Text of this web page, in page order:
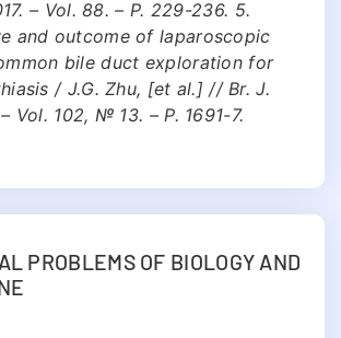
– Vol. 88. – P. 229-236. 5.
and outcome of laparoscopic
bile duct exploration for
/ J.G. Zhu, [et al.] // Br. J.
Vol. 102, № 13. – P. 1691-7.
PROBLEMS OF BIOLOGY AND